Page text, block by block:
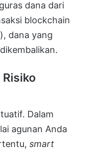
dana dari
blockchain
dana yang
Dalam
agunan Anda
smart